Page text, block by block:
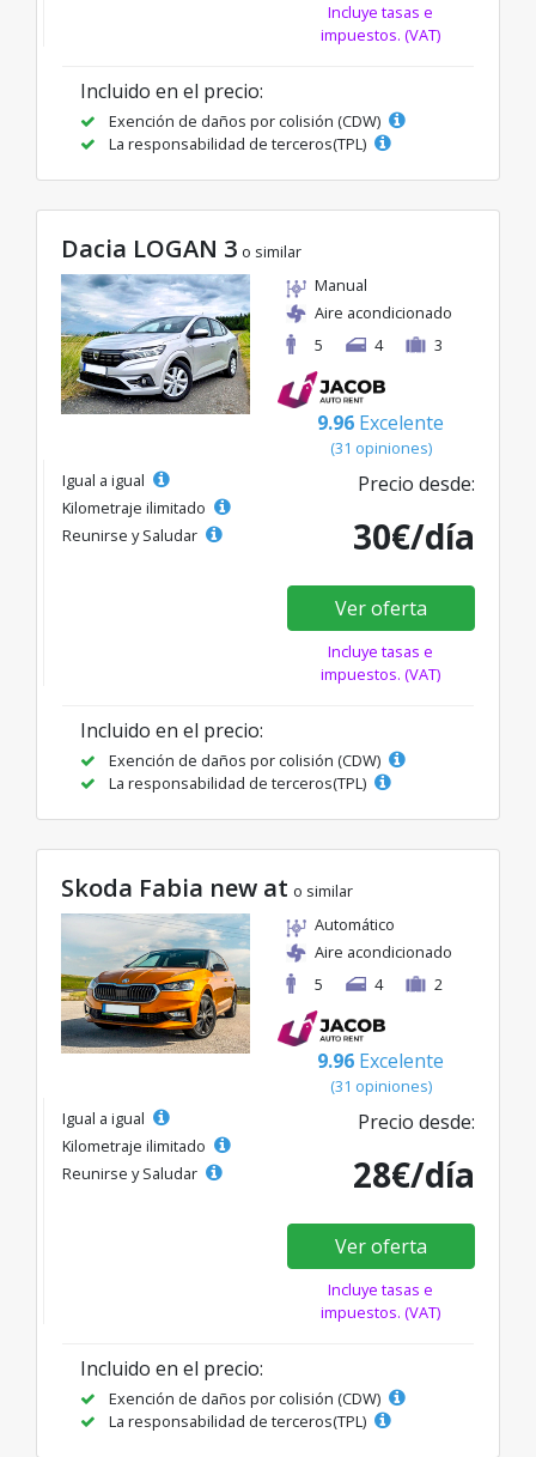
Incluye tasas e
impuestos. (VAT)
Incluido en el precio:
Exención de daños por colisión (CDW)
La responsabilidad de terceros(TPL)
Dacia LOGAN 3 o similar
Manual
Aire acondicionado
5
4 3
9.96 Excelente
(31 opiniones)
Igual a igual
Kilometraje ilimitado
Reunirse y Saludar
Precio desde:
30€/día
Ver oferta
Incluye tasas e
impuestos. (VAT)
Incluido en el precio:
Exención de daños por colisión (CDW)
La responsabilidad de terceros(TPL)
Skoda Fabia new at o similar
Automático
Aire acondicionado
5
4 2
9.96 Excelente
(31 opiniones)
Igual a igual
Kilometraje ilimitado
Reunirse y Saludar
Precio desde:
28€/día
Ver oferta
Incluye tasas e
impuestos. (VAT)
Incluido en el precio:
Exención de daños por colisión (CDW)
La responsabilidad de terceros(TPL)